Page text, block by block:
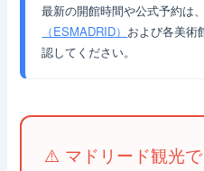
最新の開館時間や公式予約は、
（ESMADRID） および各美術
認してください。
⚠️ マドリード観光